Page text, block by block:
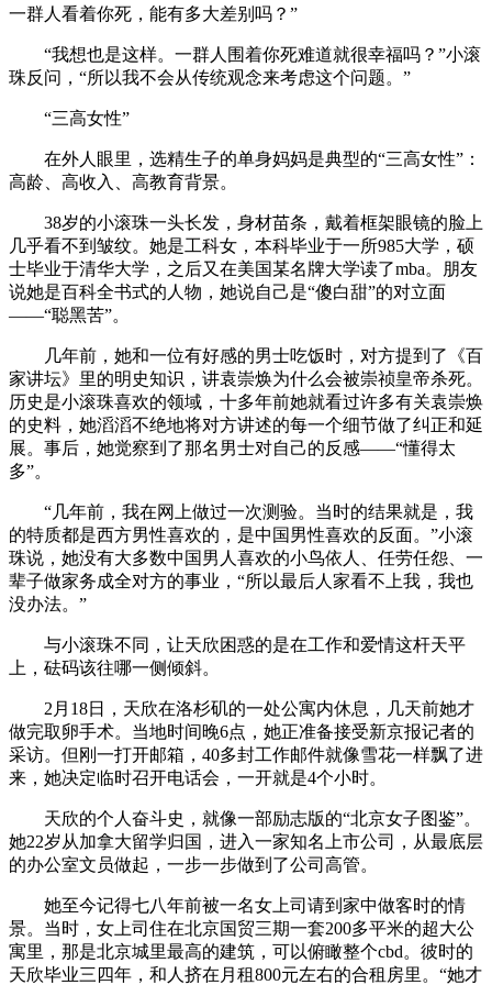
一群人看着你死，能有多大差别吗？”
“我想也是这样。一群人围着你死难道就很幸福吗？”小滚
珠反问，“所以我不会从传统观念来考虑这个问题。”
“三高女性”
在外人眼里，选精生子的单身妈妈是典型的“三高女性”：
高龄、高收入、高教育背景。
38岁的小滚珠一头长发，身材苗条，戴着框架眼镜的脸上
几乎看不到皱纹。她是工科女，本科毕业于一所985大学，硕
士毕业于清华大学，之后又在美国某名牌大学读了mba。朋友
说她是百科全书式的人物，她说自己是“傻白甜”的对立面
——“聪黑苦”。
几年前，她和一位有好感的男士吃饭时，对方提到了《百
家讲坛》里的明史知识，讲袁崇焕为什么会被崇祯皇帝杀死。
历史是小滚珠喜欢的领域，十多年前她就看过许多有关袁崇焕
的史料，她滔滔不绝地将对方讲述的每一个细节做了纠正和延
展。事后，她觉察到了那名男士对自己的反感——“懂得太
多”。
“几年前，我在网上做过一次测验。当时的结果就是，我
的特质都是西方男性喜欢的，是中国男性喜欢的反面。”小滚
珠说，她没有大多数中国男人喜欢的小鸟依人、任劳任怨、一
辈子做家务成全对方的事业，“所以最后人家看不上我，我也
没办法。”
与小滚珠不同，让天欣困惑的是在工作和爱情这杆天平
上，砝码该往哪一侧倾斜。
2月18日，天欣在洛杉矶的一处公寓内休息，几天前她才
做完取卵手术。当地时间晚6点，她正准备接受新京报记者的
采访。但刚一打开邮箱，40多封工作邮件就像雪花一样飘了进
来，她决定临时召开电话会，一开就是4个小时。
天欣的个人奋斗史，就像一部励志版的“北京女子图鉴”。
她22岁从加拿大留学归国，进入一家知名上市公司，从最底层
的办公室文员做起，一步一步做到了公司高管。
她至今记得七八年前被一名女上司请到家中做客时的情
景。当时，女上司住在北京国贸三期一套200多平米的超大公
寓里，那是北京城里最高的建筑，可以俯瞰整个cbd。彼时的
天欣毕业三四年，和人挤在月租800元左右的合租房里。“她才